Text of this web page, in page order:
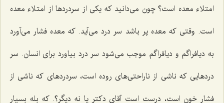
امتلاء معده است؟ چون می‌دانید که یکی از سردردها از امتلاء معده
است. وقتی که معده پر باشد سر درد می‌آید. که معده فشار می‌آورد
به دیافراگم و دیافراگم موجب می‌شود سر درد بیاورد برای انسان. سر
دردهایی که ناشی از ناراحتی‌های روده است، سردردهای که ناشی از
فشار خون است، درست است آقای دکتر یا نه دیگر؟. که بله بسیار